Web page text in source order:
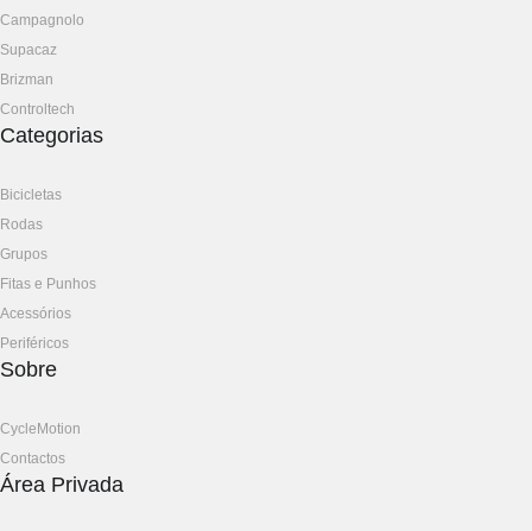
Campagnolo
Supacaz
Brizman
Controltech
Categorias
Bicicletas
Rodas
Grupos
Fitas e Punhos
Acessórios
Periféricos
Sobre
CycleMotion
Contactos
Área Privada